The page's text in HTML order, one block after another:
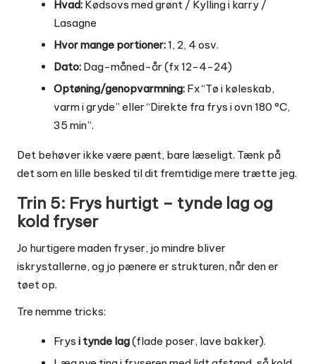
Hvad: Kødsovs med grønt / Kylling i karry /
Lasagne
Hvor mange portioner:1, 2, 4 osv.
Dato: Dag-måned-år (fx 12-4-24)
Optøning/genopvarmning: Fx “Tø i køleskab,
varm i gryde” eller “Direkte fra frys i ovn 180 °C,
35 min”.
Det behøver ikke være pænt, bare læseligt. Tænk på
det som en lille besked til dit fremtidige mere trætte jeg.
Trin 5: Frys hurtigt – tynde lag og
kold fryser
Jo hurtigere maden fryser, jo mindre bliver
iskrystallerne, og jo pænere er strukturen, når den er
tøet op.
Tre nemme tricks:
Frys i tynde lag(flade poser, lave bakker).